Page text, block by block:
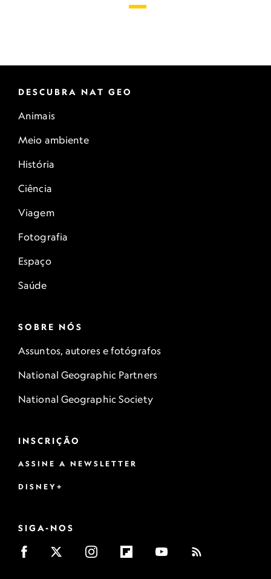
DESCUBRA NAT GEO
Animais
Meio ambiente
História
Ciência
Viagem
Fotografia
Espaço
Saúde
SOBRE NÓS
Assuntos, autores e fotógrafos
National Geographic Partners
National Geographic Society
INSCRIÇÃO
ASSINE A NEWSLETTER
DISNEY+
SIGA-NOS